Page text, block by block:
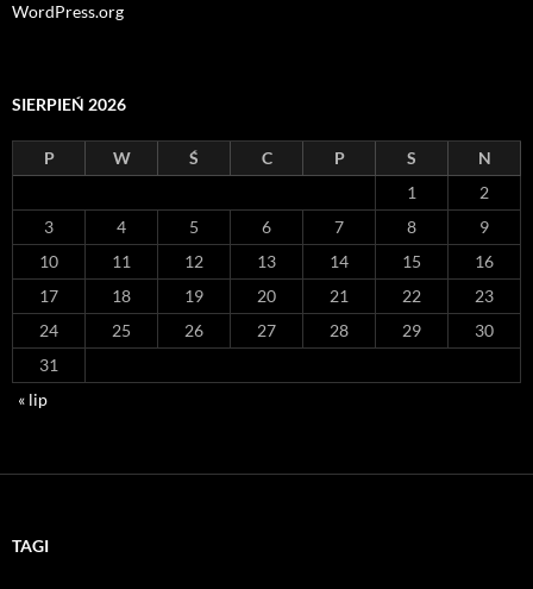
WordPress.org
SIERPIEŃ 2026
P W Ś C P S
N
1
2
3
4 5 6 7 8
9
10
11 12 13 14 15
16
17
18 19 20 21 22
23
24
25 26 27 28 29
30
31
« lip
TAGI